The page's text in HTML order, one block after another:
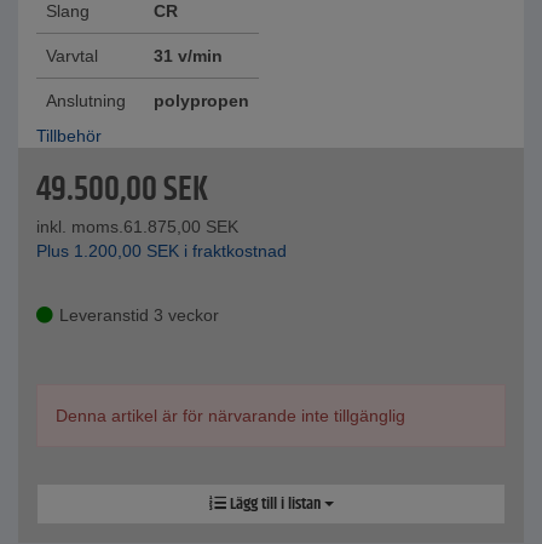
Slang CR
Varvtal 31 v/min
Anslutning
polypropen
Tillbehör
49.500,00SEK
inkl. moms.61.875,00 SEK
Plus 1.200,00 SEK i fraktkostnad
Leveranstid 3 veckor
Denna artikel är för närvarande inte tillgänglig
Lägg till i listan